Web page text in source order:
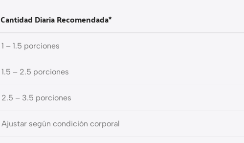
Cantidad Diaria Recomendada*
1 – 1.5 porciones
1.5 – 2.5 porciones
2.5 – 3.5 porciones
Ajustar según condición corporal